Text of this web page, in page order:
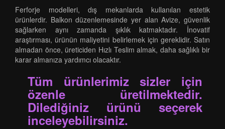
Ferforje modelleri, dış mekanlarda kullanılan estetik
ürünlerdir. Balkon düzenlemesinde yer alan Avize, güvenlik
sağlarken aynı zamanda şıklık katmaktadır. İnovatif
araştırması, ürünün maliyetini belirlemek için gereklidir. Satın
almadan önce, üreticiden Hızlı Teslim almak, daha sağlıklı bir
karar almanıza yardımcı olacaktır.
Tüm ürünlerimiz sizler için
özenle üretilmektedir.
Dilediğiniz ürünü seçerek
inceleyebilirsiniz.